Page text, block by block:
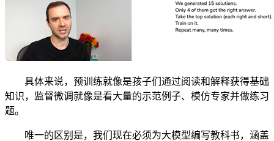
具体来说，预训练就像是孩子们通过阅读和解释获得基础
知识，监督微调就像是看大量的示范例子、模仿专家并做练习
题。
唯一的区别是，我们现在必须为大模型编写教科书，涵盖